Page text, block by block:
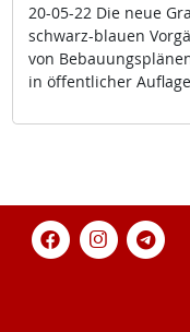
20-05-22 Die neue
schwarz-blau­en
von
in öf­f­ent­li­cher